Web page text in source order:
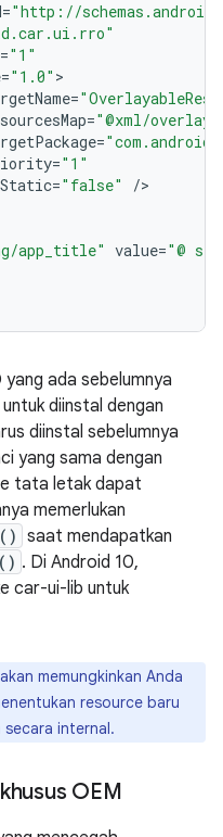
="http://
="1"
="1.0" >
=
="@xml/
=
="1"
="false" /
app_title" value="@
ada sebelumnya
diinstal dengan
diinstal sebelumnya
yang sama dengan
tata letak dapat
memerlukan
saat mendapatkan
. Di Android 10,
car-ui-lib untuk
memungkinkan Anda
resource baru
secara internal.
OEM